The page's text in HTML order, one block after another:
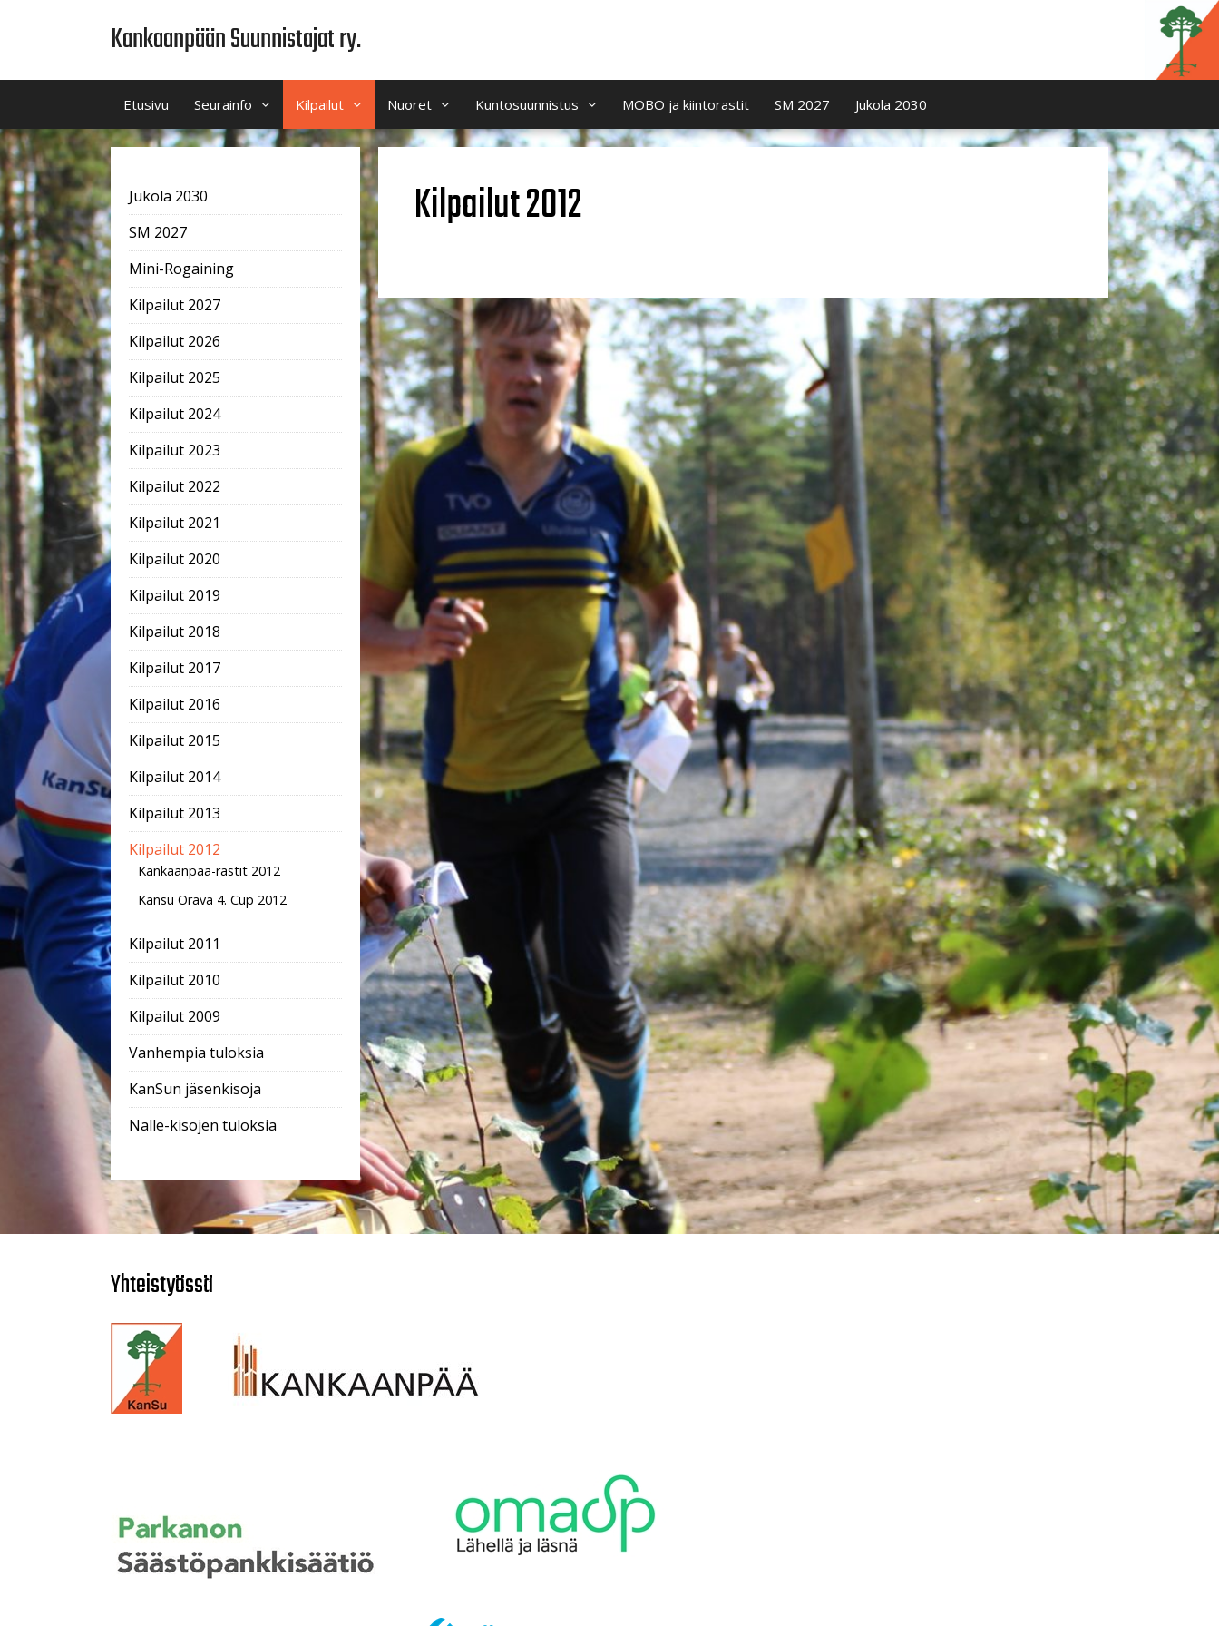
Kankaanpään Suunnistajat ry.
Etusivu Seurainfo Kilpailut Nuoret Kuntosuunnistus MOBO ja kiintorastit SM 2027 Jukola 2030
Kilpailut 2012
Jukola 2030
SM 2027
Mini-Rogaining
Kilpailut 2027
Kilpailut 2026
Kilpailut 2025
Kilpailut 2024
Kilpailut 2023
Kilpailut 2022
Kilpailut 2021
Kilpailut 2020
Kilpailut 2019
Kilpailut 2018
Kilpailut 2017
Kilpailut 2016
Kilpailut 2015
Kilpailut 2014
Kilpailut 2013
Kilpailut 2012
Kankaanpää-rastit 2012
Kansu Orava 4. Cup 2012
Kilpailut 2011
Kilpailut 2010
Kilpailut 2009
Vanhempia tuloksia
KanSun jäsenkisoja
Nalle-kisojen tuloksia
Yhteistyössä